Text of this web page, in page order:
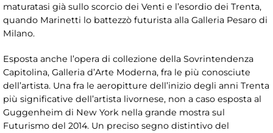
maturatasi già sullo scorcio dei Venti e l’esordio dei Trenta,
quando Marinetti lo battezzò futurista alla Galleria Pesaro di
Milano.
Esposta anche l’opera di collezione della Sovrintendenza
Capitolina, Galleria d’Arte Moderna, fra le più conosciute
dell’artista. Una fra le aeropitture dell’inizio degli anni Trenta
più significative dell’artista livornese, non a caso esposta al
Guggenheim di New York nella grande mostra sul
Futurismo del 2014. Un preciso segno distintivo del